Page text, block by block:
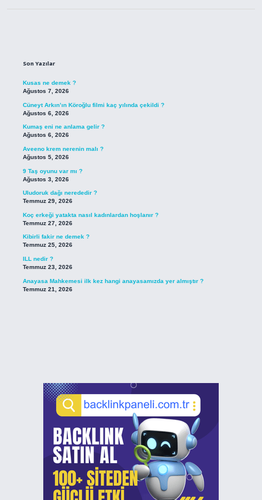
Son Yazılar
Kusas ne demek ?
Ağustos 7, 2026
Cüneyt Arkın’ın Köroğlu filmi kaç yılında çekildi ?
Ağustos 6, 2026
Kumaş eni ne anlama gelir ?
Ağustos 6, 2026
Aveeno krem nerenin malı ?
Ağustos 5, 2026
9 Taş oyunu var mı ?
Ağustos 3, 2026
Uludoruk dağı nerededir ?
Temmuz 29, 2026
Koç erkeği yatakta nasıl kadınlardan hoşlanır ?
Temmuz 27, 2026
Kibirli fakir ne demek ?
Temmuz 25, 2026
ILL nedir ?
Temmuz 23, 2026
Anayasa Mahkemesi ilk kez hangi anayasamızda yer almıştır ?
Temmuz 21, 2026